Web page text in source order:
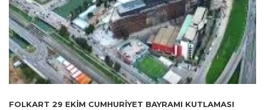
FOLKART 29 EKIM CUMHURIYET BAYRAMI KUTLAMASI